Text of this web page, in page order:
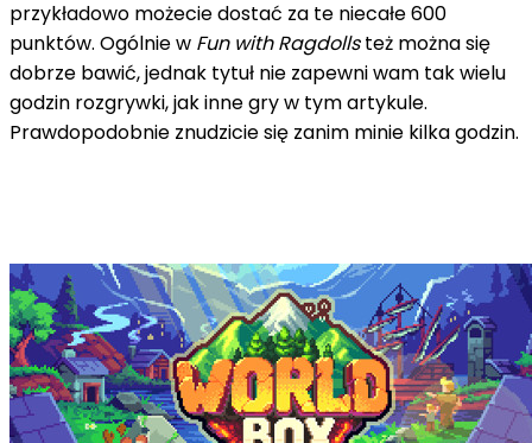
przykładowo możecie dostać za te niecałe 600
punktów. Ogólnie w Fun with Ragdollsteż można się
dobrze bawić, jednak tytuł nie zapewni wam tak wielu
godzin rozgrywki, jak inne gry w tym artykule.
Prawdopodobnie znudzicie się zanim minie kilka godzin.